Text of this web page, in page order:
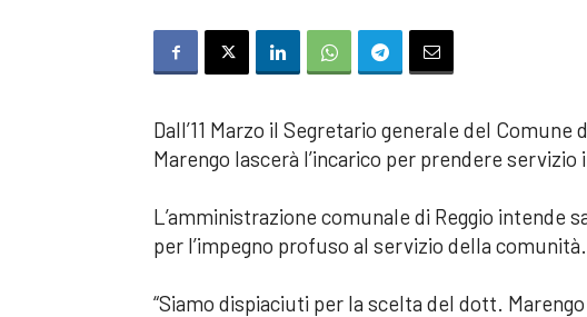
Dall’11 Marzo il Segretario generale del Comune
Marengo lascerà l’incarico per prendere
L’amministrazione comunale di Reggio intende
per l’impegno profuso al servizio della comunità.
“Siamo dispiaciuti per la scelta del dott.